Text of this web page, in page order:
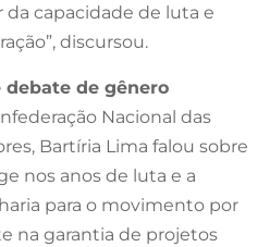
capacidade de luta e
discursou.
debate de gênero
Nacional das
Bartíria Lima falou sobre
nos anos de luta e a
para o movimento por
na garantia de projetos